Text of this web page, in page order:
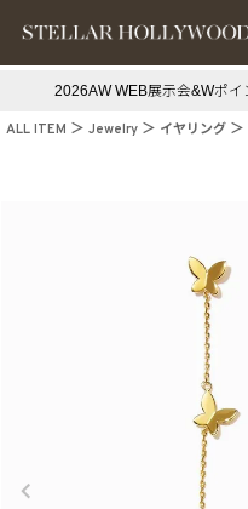
2026AW WEB展示会&Wポイ
ALL ITEM Jewelry イヤリング